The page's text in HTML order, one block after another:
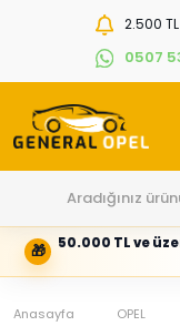
2.500
0507
🎁 50.000 TL ve
Giriş
veya
Marka,
ve
Anasayfa OPEL